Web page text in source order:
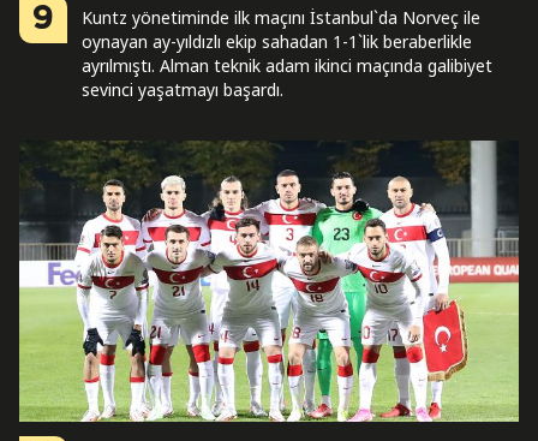
9
Kuntz yönetiminde ilk maçını İstanbul`da Norveç ile
oynayan ay-yıldızlı ekip sahadan 1-1`lik beraberlikle
ayrılmıştı. Alman teknik adam ikinci maçında galibiyet
sevinci yaşatmayı başardı.